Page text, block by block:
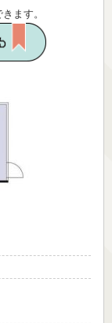
ます。